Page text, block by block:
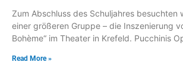
Zum Abschluss des Schuljahres besuchten
einer größeren Gruppe – die Inszenierung
Bohème“ im Theater in Krefeld. Pucchinis
Read More »